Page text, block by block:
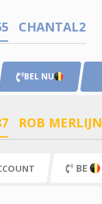
CHANTAL2
BEL NU
ROB MERLIJN
BE